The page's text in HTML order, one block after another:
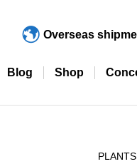
Overseas
Blog Shop
PLANTS